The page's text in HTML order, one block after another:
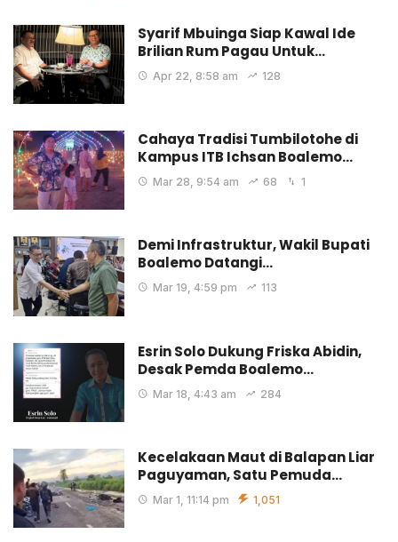
Syarif Mbuinga Siap Kawal Ide
Brilian Rum Pagau Untuk…
Apr 22, 8:58 am 128
Cahaya Tradisi Tumbilotohe di
Kampus ITB Ichsan Boalemo…
Mar 28, 9:54 am 68 1
Demi Infrastruktur, Wakil Bupati
Boalemo Datangi…
Mar 19, 4:59 pm 113
Esrin Solo Dukung Friska Abidin,
Desak Pemda Boalemo…
Mar 18, 4:43 am 284
Kecelakaan Maut di Balapan Liar
Paguyaman, Satu Pemuda…
Mar 1, 11:14 pm 1,051